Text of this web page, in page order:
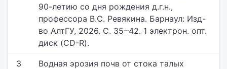
90-летию со дня рождения д.г.н.,
профессора В.С. Ревякина. Барнаул: Изд-
во АлтГУ, 2026. С. 35‒42. 1 электрон. опт.
диск (CD-R).
3
Водная эрозия почв от стока талых